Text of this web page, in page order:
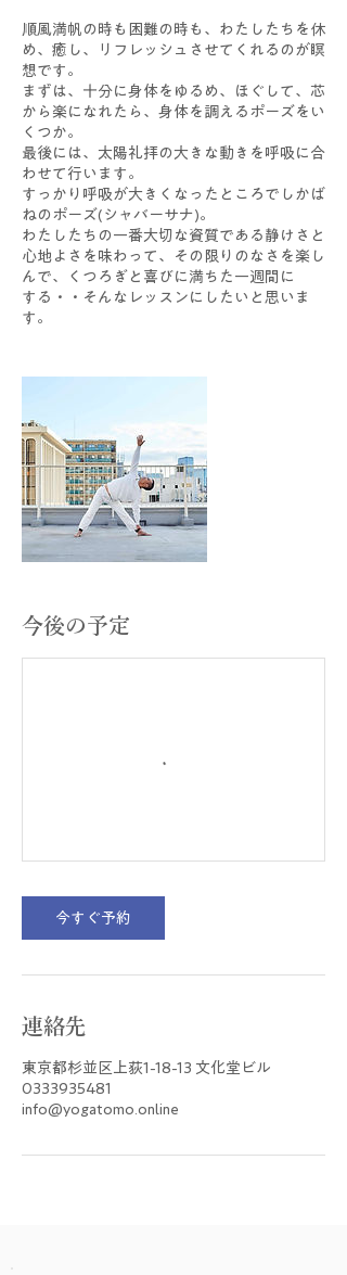
順風満帆の時も困難の時も、わたしたちを休
め、癒し、リフレッシュさせてくれるのが瞑
想です。
まずは、十分に身体をゆるめ、ほぐして、芯
から楽になれたら、身体を調えるポーズをい
くつか。
最後には、太陽礼拝の大きな動きを呼吸に合
わせて行います。
すっかり呼吸が大きくなったところでしかば
ねのポーズ(シャバーサナ)。
わたしたちの一番大切な資質である静けさと
心地よさを味わって、その限りのなさを楽し
んで、くつろぎと喜びに満ちた一週間に
する・・そんなレッスンにしたいと思いま
す。
今後の予定
今すぐ予約
連絡先
東京都杉並区上荻1-18-13 文化堂ビル
0333935481
info@yogatomo.online